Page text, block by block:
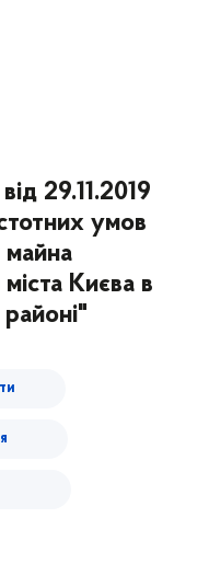
29.11.2019
умов
майна
Києва в